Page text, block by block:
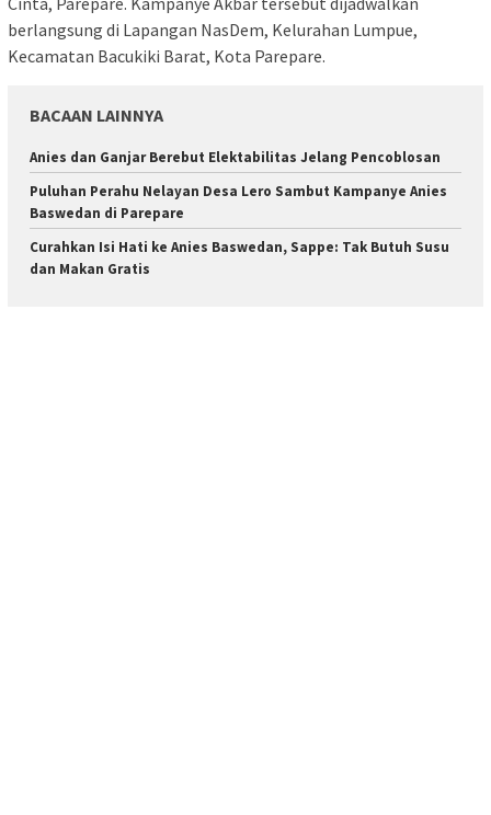
berlangsung di Lapangan NasDem, Kelurahan Lumpue,
Kecamatan Bacukiki Barat, Kota Parepare.
BACAAN LAINNYA
Anies dan Ganjar Berebut Elektabilitas Jelang Pencoblosan
Puluhan Perahu Nelayan Desa Lero Sambut Kampanye Anies
Baswedan di Parepare
Curahkan Isi Hati ke Anies Baswedan, Sappe: Tak Butuh Susu
dan Makan Gratis